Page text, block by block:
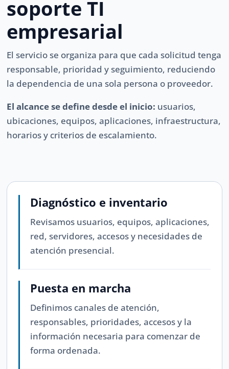
soporte TI
empresarial
El servicio se organiza para que cada solicitud tenga
responsable, prioridad y seguimiento, reduciendo
la dependencia de una sola persona o proveedor.
El alcance se define desde el inicio: usuarios,
ubicaciones, equipos, aplicaciones, infraestructura,
horarios y criterios de escalamiento.
Diagnóstico e inventario
Revisamos usuarios, equipos, aplicaciones,
red, servidores, accesos y necesidades de
atención presencial.
Puesta en marcha
Definimos canales de atención,
responsables, prioridades, accesos y la
información necesaria para comenzar de
forma ordenada.